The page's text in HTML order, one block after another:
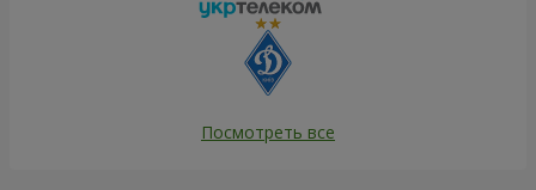
Посмотреть все